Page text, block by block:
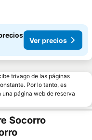
Ver precios
trivago de las páginas
Por lo tanto, es
página web de reserva
Socorro